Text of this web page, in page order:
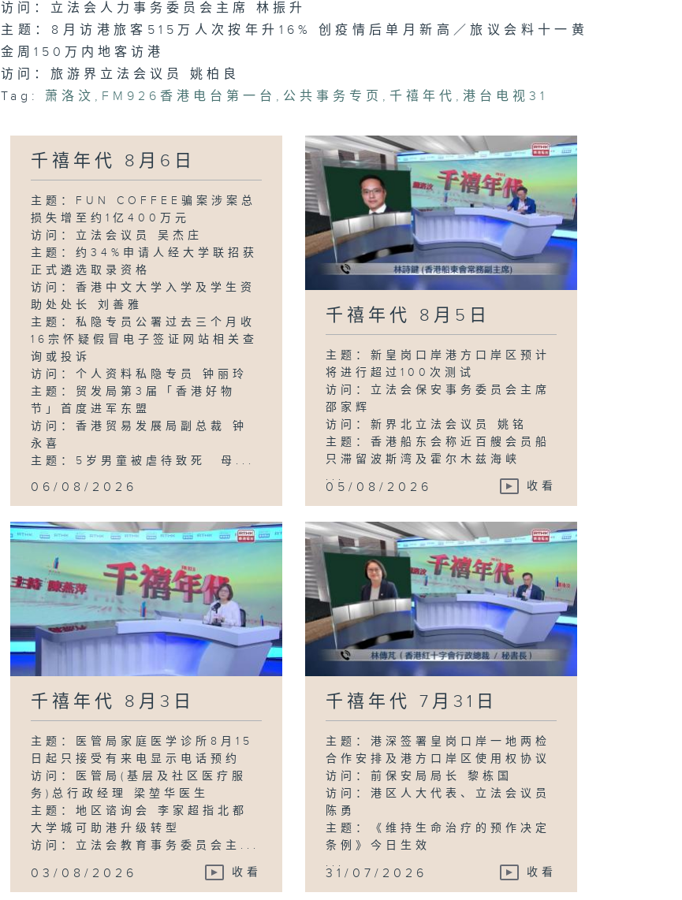
千禧年代 7月24
日
千禧年代 7月23
访问：立法会人力事务委员会主席 林振升
主题：8月访港旅客515万人次按年升16% 创疫情后单月新高／旅议会料十一黄
金周150万内地客访港
访问：旅游界立法会议员 姚柏良
Tag:
萧洛汶 , FM926香港电台第一台 , 公共事务专页 ,千禧年代 ,港台电视31
千禧年代 8月6日
主题：FUN COFFEE骗案涉案总
损失增至约1亿400万元
访问：立法会议员 吴杰庄
主题：约34%申请人经大学联招获
正式遴选取录资格
访问：香港中文大学入学及学生资
助处处长 刘善雅
主题：私隐专员公署过去三个月收
16宗怀疑假冒电子签证网站相关查
询或投诉
访问：个人资料私隐专员 钟丽玲
主题：贸发局第3届「香港好物
节」首度进军东盟
访问：香港贸易发展局副总裁 钟
永喜
主题：5岁男童被虐待致死 母...
06/08/2026
千禧年代 8月5日
主题：新皇岗口岸港方口岸区预计
将进行超过100次测试
访问：立法会保安事务委员会主席
邵家辉
访问：新界北立法会议员 姚铭
主题：香港船东会称近百艘会员船
只滞留波斯湾及霍尔木兹海峡
...
05/08/2026 收看
千禧年代 8月3日
主题：医管局家庭医学诊所8月15
日起只接受有来电显示电话预约
访问：医管局(基层及社区医疗服
务)总行政经理 梁堃华医生
主题：地区谘询会 李家超指北都
大学城可助港升级转型
访问：立法会教育事务委员会主...
03/08/2026 收看
千禧年代 7月31日
主题：港深签署皇岗口岸一地两检
合作安排及港方口岸区使用权协议
访问：前保安局局长 黎栋国
访问：港区人大代表、立法会议员
陈勇
主题：《维持生命治疗的预作决定
条例》今日生效
...
31/07/2026 收看